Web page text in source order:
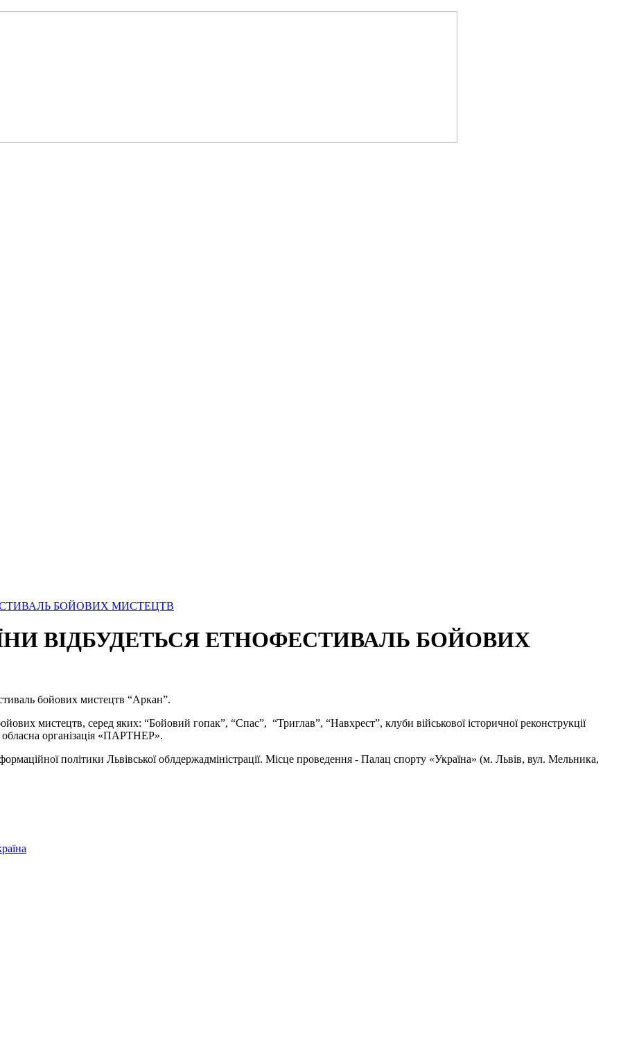
ВІДБУДЕТЬСЯ ЕТНОФЕСТИВАЛЬ БОЙОВИХ
бойових мистецтв “Аркан”.
мистецтв, серед яких: “Бойовий гопак”, “Спас”, “Триглав”, “Навхрест”, клуби військової історичної реконструкції
організація «ПАРТНЕР».
політики Львівської облдержадміністрації. Місце проведення - Палац спорту «Україна» (м. Львів, вул. Мельника,